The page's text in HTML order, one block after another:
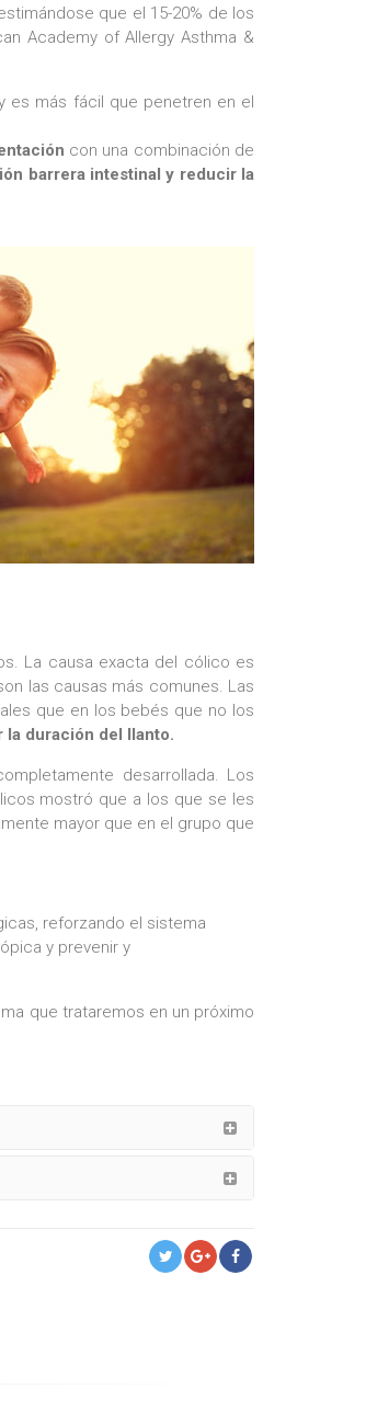
que el 15-20% de los
Academy of Allergy Asthma &
es más fácil que penetren en el
con una combinación de
barrera intestinal y reducir la
La causa exacta del cólico es
las causas más comunes. Las
que en los bebés que no los
duración del llanto.
desarrollada. Los
mostró que a los que se les
mayor que en el grupo que
reforzando el sistema
y prevenir y
que trataremos en un próximo